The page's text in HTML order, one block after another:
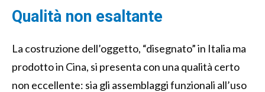
Qualità non esaltante
La costruzione dell’oggetto, “disegnato” in Italia ma
prodotto in Cina, si presenta con una qualità certo
non eccellente: sia gli assemblaggi funzionali all’uso